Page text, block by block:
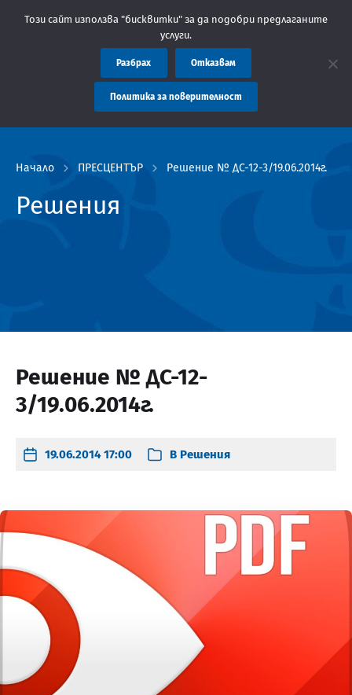
Съобщение: Областна администрация Пловдив
Начало ПРЕСЦЕНТЪР Решение № ДС-12-3/19.06.2014г.
Решения
Решение № ДС-12-
3/19.06.2014г.
19.06.2014 17:00 В Решения
Този сайт използва "бисквитки" за да подобри предлаганите
услуги.
Разбрах Отказвам
Политика за поверителност